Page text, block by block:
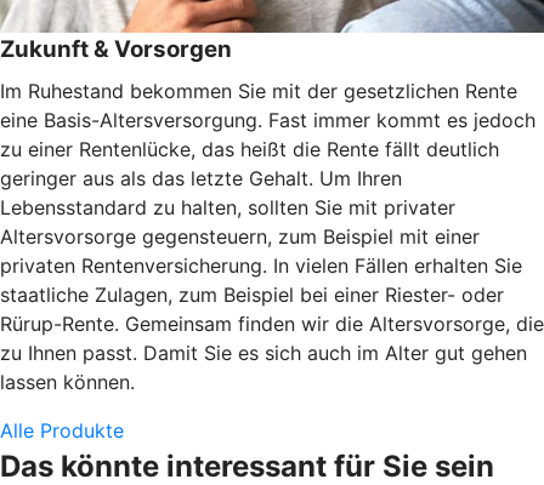
Zukunft & Vorsorgen
Im Ruhestand bekommen Sie mit der gesetzlichen Rente
eine Basis-Altersversorgung. Fast immer kommt es jedoch
zu einer Rentenlücke, das heißt die Rente fällt deutlich
geringer aus als das letzte Gehalt. Um Ihren
Lebensstandard zu halten, sollten Sie mit privater
Altersvorsorge gegensteuern, zum Beispiel mit einer
privaten Rentenversicherung. In vielen Fällen erhalten Sie
staatliche Zulagen, zum Beispiel bei einer Riester- oder
Rürup-Rente. Gemeinsam finden wir die Altersvorsorge, die
zu Ihnen passt. Damit Sie es sich auch im Alter gut gehen
lassen können.
Alle Produkte
Das könnte interessant für Sie sein